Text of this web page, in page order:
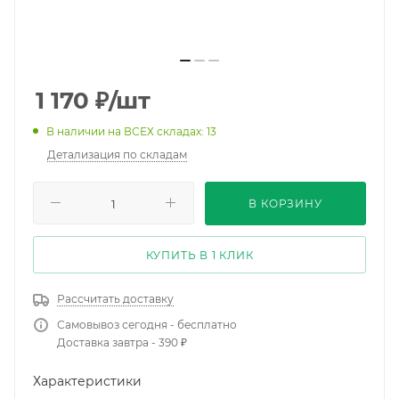
1 170 ₽/шт
В наличии на ВСЕХ складах: 13
Детализация по складам
В КОРЗИНУ
КУПИТЬ В 1 КЛИК
Рассчитать доставку
Самовывоз сегодня - бесплатно
Доставка завтра - 390 ₽
Характеристики